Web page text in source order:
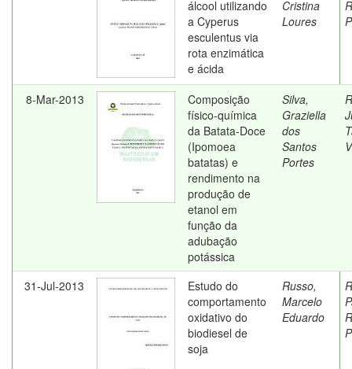
álcool utilizando
a Cyperus
esculentus via
rota enzimática
e ácida
Cristina
Loures
8-Mar-2013
Composição
físico-química
da Batata-Doce
(Ipomoea
batatas) e
rendimento na
produção de
etanol em
função da
adubação
potássica
Silva,
Graziella
dos
Santos
Portes
31-Jul-2013
Estudo do
comportamento
oxidativo do
biodiesel de
soja
Russo,
Marcelo
Eduardo